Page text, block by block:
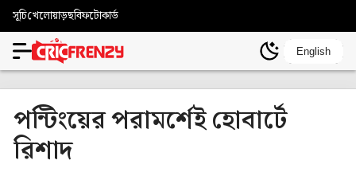
সূচিখেলোয়াড়ছবিফটোকার্ড
English
পন্টিংয়ের পরামর্শেই হোবার্টে
রিশাদ